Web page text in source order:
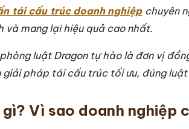
tái cấu trúc doanh nghiệpchuyên
và mang lại hiệu quả cao nhất.
luật Dragon tự hào là đơn vị
pháp tái cấu trúc tối ưu, đúng
Vì sao doanh nghiệp